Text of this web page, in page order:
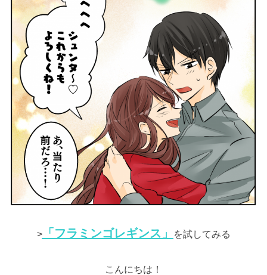
>「フラミンゴレギンス」 を試してみる
こんにちは！